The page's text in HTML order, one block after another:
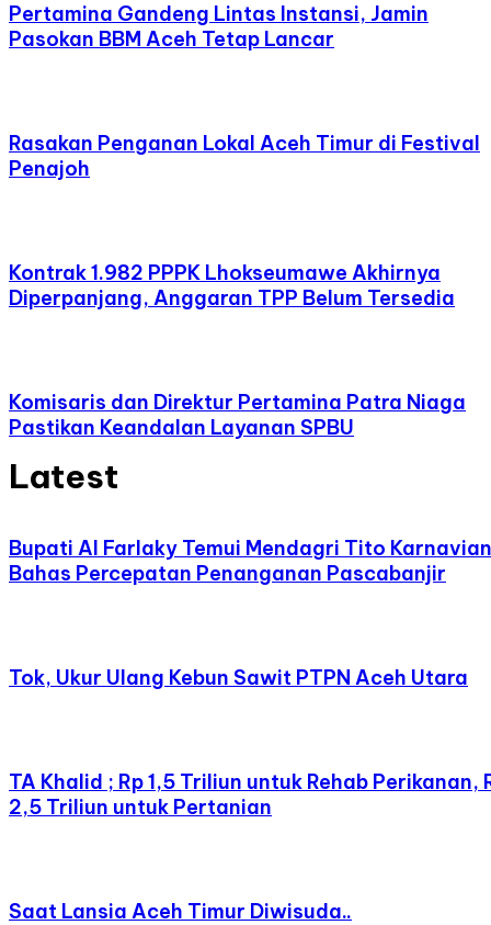
Pertamina Gandeng Lintas Instansi, Jamin
Pasokan BBM Aceh Tetap Lancar
Rasakan Penganan Lokal Aceh Timur di Festival
Penajoh
Kontrak 1.982 PPPK Lhokseumawe Akhirnya
Diperpanjang, Anggaran TPP Belum Tersedia
Komisaris dan Direktur Pertamina Patra Niaga
Pastikan Keandalan Layanan SPBU
Latest
Bupati Al Farlaky Temui Mendagri Tito Karnavian
Bahas Percepatan Penanganan Pascabanjir
Tok, Ukur Ulang Kebun Sawit PTPN Aceh Utara
TA Khalid ; Rp 1,5 Triliun untuk Rehab Perikanan,
2,5 Triliun untuk Pertanian
Saat Lansia Aceh Timur Diwisuda..